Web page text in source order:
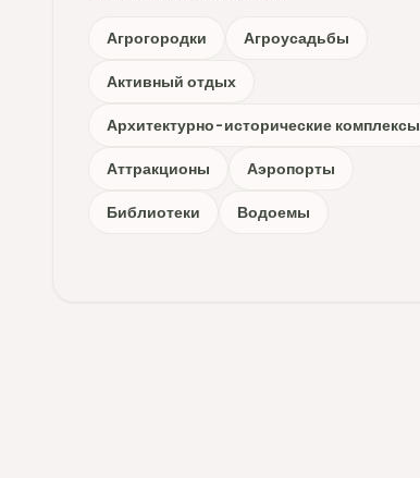
Агрогородки Агроусадьбы
Активный отдых
Архитектурно-исторические комплексы
Аттракционы Аэропорты
Библиотеки Водоемы